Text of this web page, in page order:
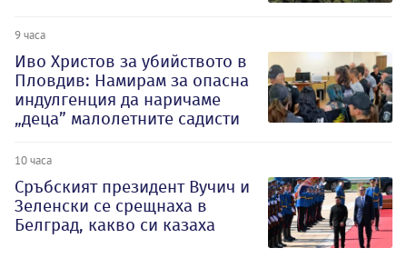
9 часа
Иво Христов за убийството в
Пловдив: Намирам за опасна
индулгенция да наричаме
„деца” малолетните садисти
10 часа
Сръбският президент Вучич и
Зеленски се срещнаха в
Белград, какво си казаха